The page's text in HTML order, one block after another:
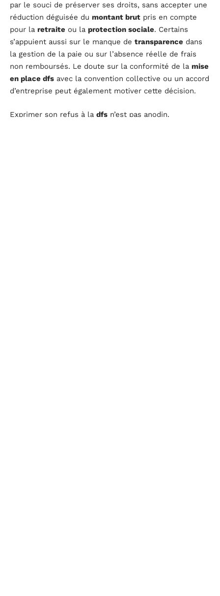
par le souci de préserver ses droits, sans accepter une
réduction déguisée du montant brut pris en compte
pour la retraite ou la protection sociale. Certains
s’appuient aussi sur le manque de transparence dans
la gestion de la paie ou sur l’absence réelle de frais
non remboursés. Le doute sur la conformité de la mise
en place dfs avec la convention collective ou un accord
d’entreprise peut également motiver cette décision.
Exprimer son refus à la dfs n’est pas anodin.